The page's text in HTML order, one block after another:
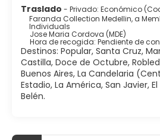
servicio de habitaciones con
hotel. Qué mejor forma de acabar
bebida en el bar o lounge. Se
gratuito todos los días de 06:30 a
Tendrás un servicio de recepción
de equipaje y una lavandería a tu
aparcamiento sin asistencia
Traslado - Privado: Económico
Faranda Collection Medellin, a
Individuals
Jose Maria Cordova (MDE)
Hora de recogida: Pendiente de
Destinos: Popular, Santa Cruz,
Castilla, Doce de Octubre,
Buenos Aires, La Candelaria
Estadio, La América, San Javier,
Belén.